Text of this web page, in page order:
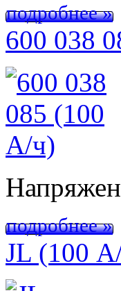
подробнее »
600 038
подробнее »
JL (100